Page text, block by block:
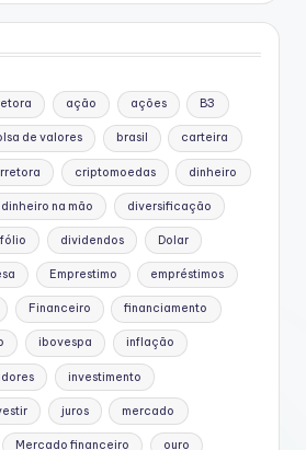
ação ações B3
de valores brasil carteira
criptomoedas dinheiro
dinheiro na mão diversificação
dividendos Dolar
Emprestimo empréstimos
Financeiro financiamento
ibovespa inflação
investimento
juros mercado
Mercado financeiro ouro